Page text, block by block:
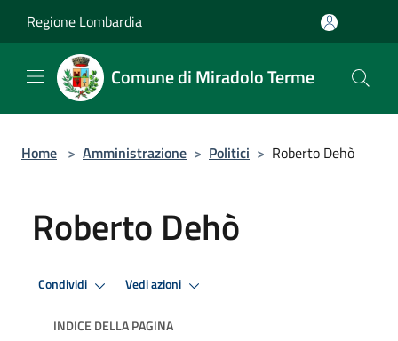
Regione Lombardia
Comune di Miradolo Terme
Home > Amministrazione > Politici > Roberto Dehò
Roberto Dehò
Condividi Vedi azioni
INDICE DELLA PAGINA